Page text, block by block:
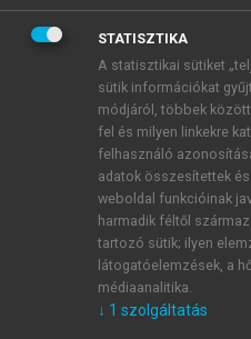
BELÉPÉS SAJÁT
ÚJ FIÓK
1 óra díjmentes
E-MAIL-CÍM
STATISZTIKA
A statisztikai sütiket
sütik információkat
módjáról, többek
fel és milyen linkekre
felhasználó
adatok összesítettek
weboldal funkcióinak
harmadik féltől
tartozó sütik; ilyen
látogatóelemzések, a
médiaanalitika.
↓ 1 szolgáltatás